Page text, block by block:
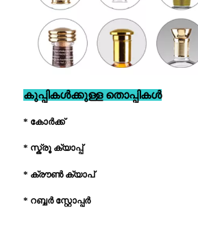
കുപ്പികൾക്കുള്ള തൊപ്പികൾ
* കോർക്ക്
* സ്ക്രൂ ക്യാപ്പ്
* ക്രൗൺ ക്യാപ്
* റബ്ബർ സ്റ്റോപ്പർ